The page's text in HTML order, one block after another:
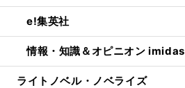
e!集英社
情報・知識＆オピニオン imidas
ライトノベル・ノベライズ